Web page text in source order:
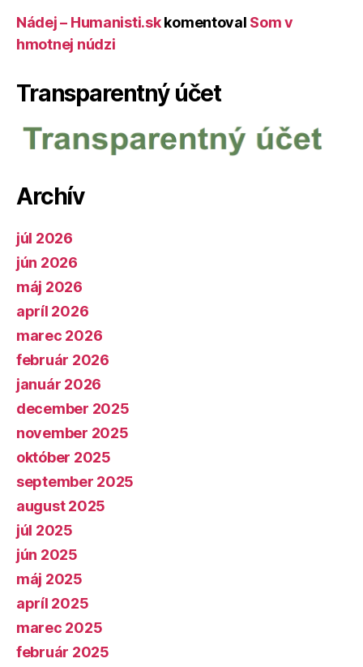
Nádej – Humanisti.skkomentoval Som v
hmotnej núdzi
Transparentný účet
Archív
júl 2026
jún 2026
máj 2026
apríl 2026
marec 2026
február 2026
január 2026
december 2025
november 2025
október 2025
september 2025
august 2025
júl 2025
jún 2025
máj 2025
apríl 2025
marec 2025
február 2025